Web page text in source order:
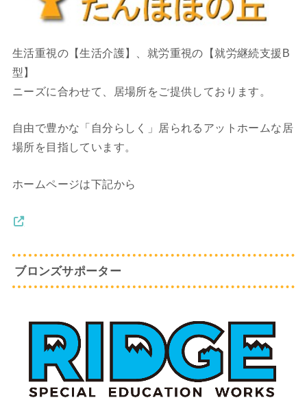
生活重視の【生活介護】、就労重視の【就労継続支援B
型】
ニーズに合わせて、居場所をご提供しております。
自由で豊かな「自分らしく」居られるアットホームな居
場所を目指しています。
ホームページは下記から
ブロンズサポーター